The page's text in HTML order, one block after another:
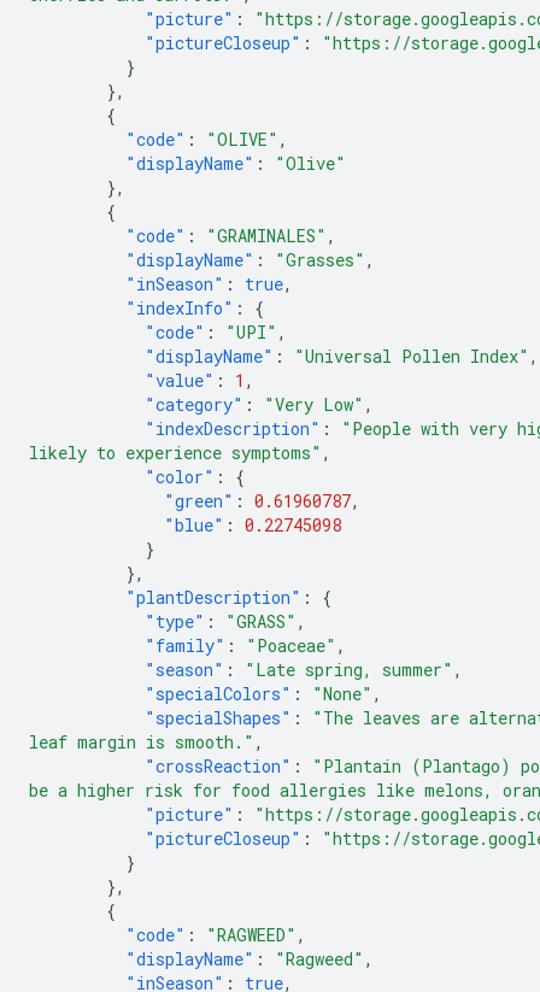
"picture" :
"https://
"pictureCloseup" :
"https://
}
},
{
"code" : "OLIVE" ,
"displayName" :
"Olive"
},
{
"code" : "GRAMINALES" ,
"displayName" : "Grasses" ,
"inSeason" : true,
"indexInfo" :
{
"code" : "UPI" ,
"displayName" : "Universal Pollen Index" ,
"value" : 1 ,
"category" : "Very Low" ,
"indexDescription" :
"People with very
likely to experience symptoms" ,
"color" :
{
"green" : 0.61960787,
"blue" : 0.22745098
}
},
"plantDescription" :
{
"type" : "GRASS" ,
"family" : "Poaceae" ,
"season" : "Late spring, summer" ,
"specialColors" : "None" ,
"specialShapes" :
"The leaves are
leaf margin is smooth." ,
"crossReaction" :
"Plantain (Plantago)
be a higher risk for food allergies like melons,
"picture" :
"https://
"pictureCloseup" :
"https://
}
},
{
"code" : "RAGWEED" ,
"displayName" : "Ragweed" ,
"inSeason" : true,